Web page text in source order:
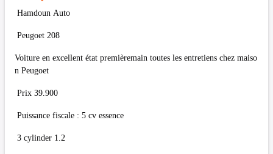
Hamdoun Auto
Peugoet 208
Voiture en excellent état premièremain toutes les entretiens chez maiso
n Peugoet
Prix 39.900
Puissance fiscale : 5 cv essence
3 cylinder 1.2